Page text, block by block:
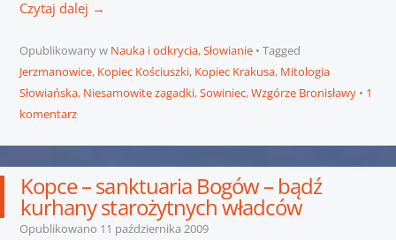
Czytaj dalej →
Opublikowany w Nauka i odkrycia,Słowianie
Tagged
Jerzmanowice, Kopiec Kościuszki, Kopiec Krakusa, Mitologia
Słowiańska, Niesamowite zagadki,Sowiniec,Wzgórze Bronisławy
1
komentarz
Kopce – sanktuaria Bogów – bądź
kurhany starożytnych władców
Opublikowano 11 października 2009